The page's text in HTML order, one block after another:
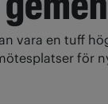
vara en tuff
för